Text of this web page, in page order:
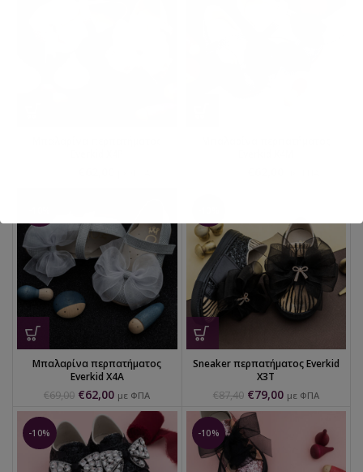
Μπαλαρίνα περπατήματος
Everkid X4A
€69,00 €62,00 με ΦΠΑ
Sneaker περπατήματος Everkid
X3T
€87,40 €79,00 με ΦΠΑ
-10% -10%